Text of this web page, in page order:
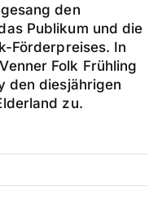
den
Publikum und die
Förderpreises. In
Folk Frühling
den diesjährigen
zu.